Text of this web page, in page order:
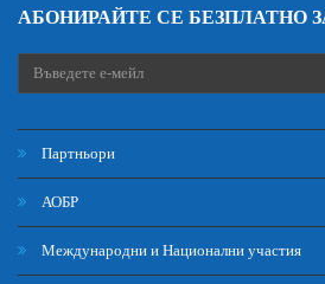
АБОНИРАЙТЕ СЕ БЕЗПЛАТНО
Партньори
АОБР
Международни и Национални участия